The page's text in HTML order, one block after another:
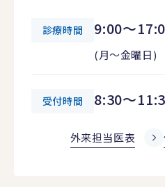
診療時間 9:00～
(月～金曜日)
受付時間 8:30～
外来担当医表